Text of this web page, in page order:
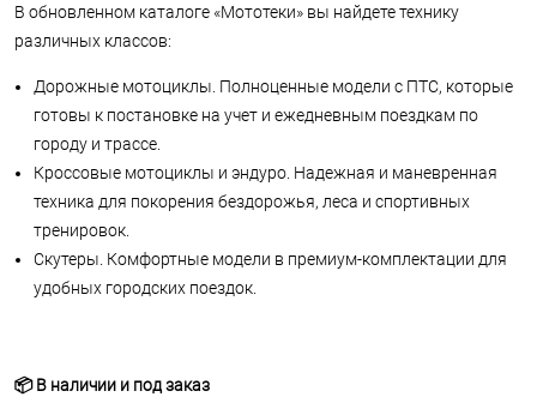
В обновленном каталоге «Мототеки» вы найдете технику
различных классов:
Дорожные мотоциклы. Полноценные модели с ПТС, которые
готовы к постановке на учет и ежедневным поездкам по
городу и трассе.
Кроссовые мотоциклы и эндуро. Надежная и маневренная
техника для покорения бездорожья, леса и спортивных
тренировок.
Скутеры. Комфортные модели в премиум-комплектации для
удобных городских поездок.
📦 В наличии и под заказ